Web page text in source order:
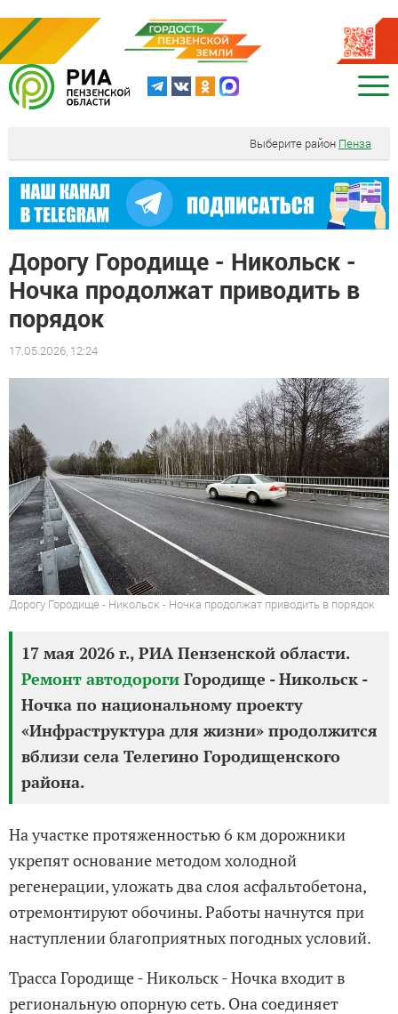
Выберите район Пенза
Дорогу Городище - Никольск -
Ночка продолжат приводить в
порядок
17.05.2026, 12:24
Дорогу Городище - Никольск - Ночка продолжат приводить в порядок
17 мая 2026 г., РИА Пензенской области.
Ремонт автодороги Городище - Никольск -
Ночка по национальному проекту
«Инфраструктура для жизни» продолжится
вблизи села Телегино Городищенского
района.
На участке протяженностью 6 км дорожники
укрепят основание методом холодной
регенерации, уложать два слоя асфальтобетона,
отремонтируют обочины. Работы начнутся при
наступлении благоприятных погодных условий.
Трасса Городище - Никольск - Ночка входит в
региональную опорную сеть. Она соединяет